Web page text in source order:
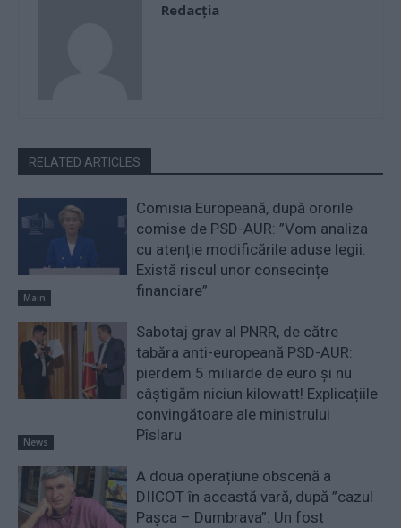
Redacţia
RELATED ARTICLES
Main
Comisia Europeană, după ororile
comise de PSD-AUR: ”Vom analiza
cu atenție modificările aduse legii.
Există riscul unor consecințe
financiare”
News
Sabotaj grav al PNRR, de către
tabăra anti-europeană PSD-AUR:
pierdem 5 miliarde de euro și nu
câștigăm niciun kilowatt! Explicațiile
convingătoare ale ministrului
Pîslaru
A doua operațiune obscenă a
DIICOT în această vară, după ”cazul
Pașca – Dumbrava”. Un fost